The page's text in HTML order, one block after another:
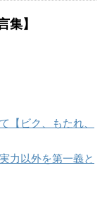
集】
【ビク、もたれ、
力以外を第一義と